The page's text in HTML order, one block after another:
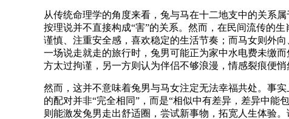
从传统命理学的角度来看，兔与马在十二地支中的关系
按理说并不直接构成“害”的关系。然而，在民间流传的
谨慎、注重安全感，喜欢稳定的生活节奏；而马女则外
一场说走就走的旅行时，兔男可能正为家中水电费未缴
方太过拘谨，另一方则认为伴侣不够浪漫，情感裂痕便悄
然而，这并不意味着兔男与马女注定无法幸福共处。事
的配对并非“完全相同”，而是“相似中有差异，差异中能
则能激发兔男走出舒适圈，尝试新事物，拓宽人生体验